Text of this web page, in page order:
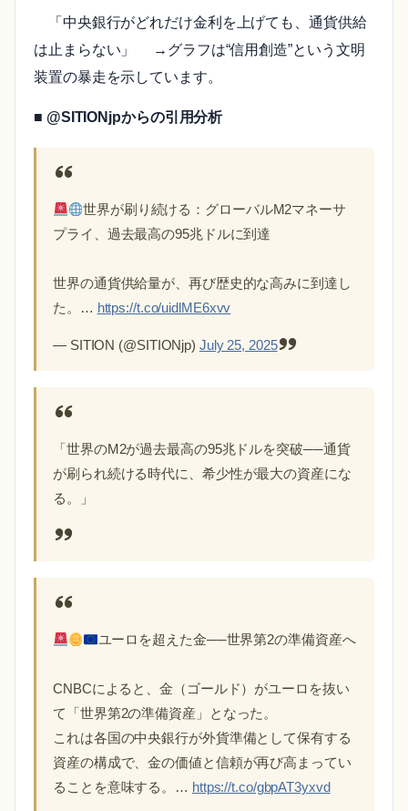
「中央銀行がどれだけ金利を上げても、通貨供給
は止まらない」 →グラフは“信用創造”という文明
装置の暴走を示しています。
■ @SITIONjpからの引用分析
世界が刷り続ける：グローバルM2マネーサ
プライ、過去最高の95兆ドルに到達
世界の通貨供給量が、再び歴史的な高みに到達し
た。… https://t.co/uidlME6xvv
— SITION (@SITIONjp) July 25, 2025
「世界のM2が過去最高の95兆ドルを突破──通貨
が刷られ続ける時代に、希少性が最大の資産にな
る。」
ユーロを超えた金──世界第2の準備資産へ
CNBCによると、金（ゴールド）がユーロを抜い
て「世界第2の準備資産」となった。
これは各国の中央銀行が外貨準備として保有する
資産の構成で、金の価値と信頼が再び高まってい
ることを意味する。… https://t.co/gbpAT3yxvd